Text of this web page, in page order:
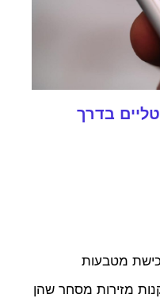
בדרך
מטבעות
מזירות מסחר שהן